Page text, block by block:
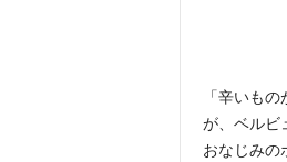
「辛いも
が、ベルビ
おなじみの